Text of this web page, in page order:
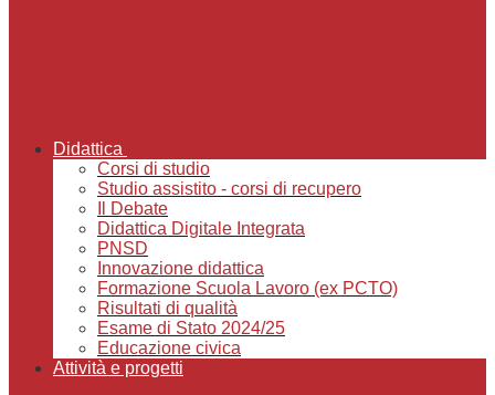
Didattica
Corsi di studio
Studio assistito - corsi di recupero
Il Debate
Didattica Digitale Integrata
PNSD
Innovazione didattica
Formazione Scuola Lavoro (ex PCTO)
Risultati di qualità
Esame di Stato 2024/25
Educazione civica
Attività e progetti